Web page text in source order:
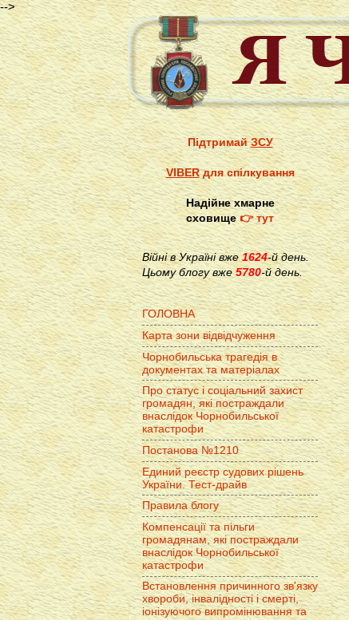
-->
ПідтримайЗСУ
VIBERдля спілкування
Надійне хмарне
сховище👉 тут
Війні в Україні вже1624-й день.
Цьому блогу вже 5780-й день.
ГОЛОВНА
Карта зони відвідчуження
Чорнобильська трагедія в
документах та матеріалах
Про статус і соціальний захист
громадян, які постраждали
внаслідок Чорнобильської
катастрофи
Постанова №1210
Единий реєстр судових рішень
України. Тест-драйв
Правила блогу
Компенсації та пільги
громадянам, які постраждали
внаслідок Чорнобильської
катастрофи
Встановлення причинного зв'язку
хвороби, інвалідності і смерті,
іонізуючого випромінювання та